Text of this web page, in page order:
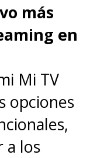
más
en
Mi TV
opciones
a los